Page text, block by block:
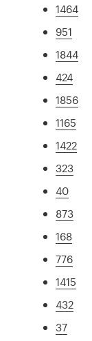
1464
951
1844
424
1856
1165
1422
323
40
873
168
776
1415
432
37